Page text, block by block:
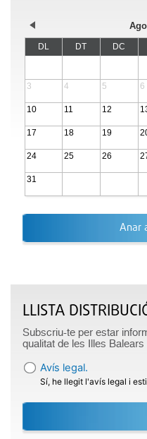
DL DT DC
3 4 5 6
10 11 12
17 18 19
24 25 26
31
Anar
LLISTA
Subscriu-te per estar
qualitat de les Illes Balears
Avís legal.
Sí, he llegit l'avís legal i